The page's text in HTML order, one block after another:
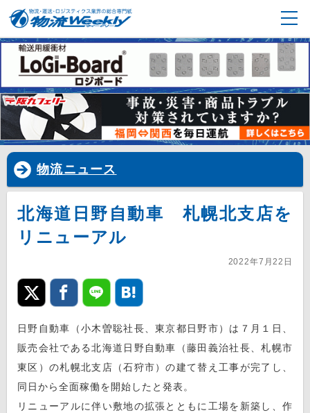
物流ニュース
北海道日野自動車 札幌北支店を
リニューアル
2022年7月22日
日野自動車（小木曽聡社長、東京都日野市）は７月１日、
販売会社である北海道日野自動車（藤田義治社長、札幌市
東区）の札幌北支店（石狩市）の建て替え工事が完了し、
同日から全面稼働を開始したと発表。
リニューアルに伴い敷地の拡張とともに工場を新築し、作